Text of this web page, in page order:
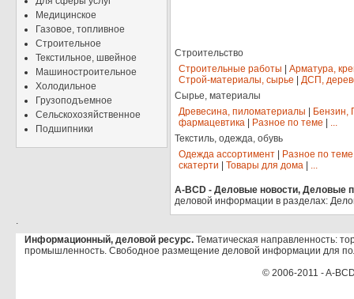
Медицинское
Газовое, топливное
Строительное
Текстильное, швейное
Машиностроительное
Холодильное
Грузоподъемное
Сельскохозяйственное
Подшипники
Строительство
Строительные работы
Арматура,
Строй-материалы, сырье
ДСП,
Сырье, материалы
Древесина, пиломатериалы
Бензин,
фармацевтика
Разное по теме
...
Текстиль, одежда, обувь
Одежда ассортимент
Разное по теме
скатерти
Товары для дома ...
A-BCD - Деловые новости, Деловые
деловой информации в разделах:
.
Информационный, деловой ресурс. Тематическая направленность:
промышленность. Свободное размещение деловой информации для
© 2006-2011 - A-